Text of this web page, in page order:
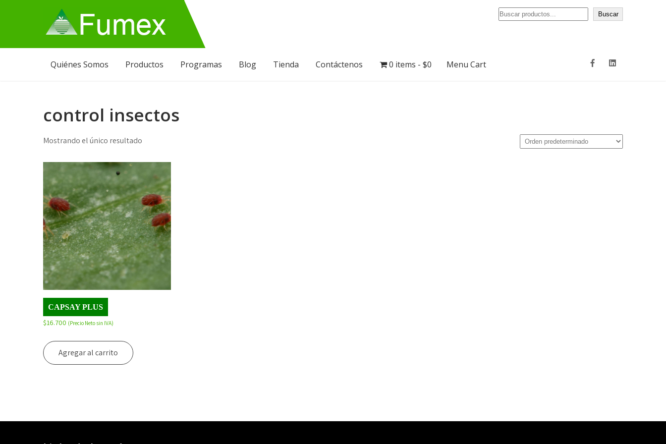
Fumex
Productos que funcionan
Buscar
Quiénes Somos Productos Programas Blog Tienda Contáctenos 0 items $0 Menu Cart
control insectos
Mostrando el único resultado
CAPSAY PLUS
$16.700 (Precio Neto sin IVA)
Agregar al carrito